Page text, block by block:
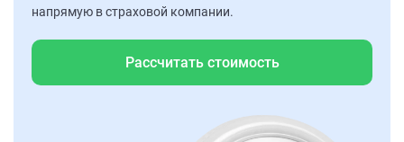
напрямую в страховой компании.
Рассчитать стоимость